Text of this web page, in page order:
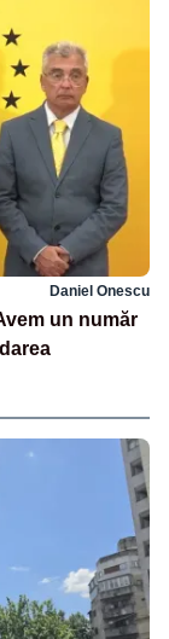
Daniel Onescu
un număr